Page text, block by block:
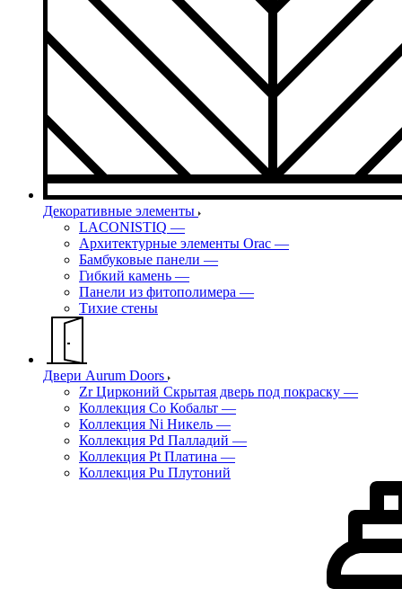
Декоративные элементы
LACONISTIQ —
Архитектурные элементы Orac —
Бамбуковые панели —
Гибкий камень —
Панели из фитополимера —
Тихие стены
Двери Aurum Doors
Zr Цирконий Скрытая дверь под покраску —
Коллекция Co Кобальт —
Коллекция Ni Никель —
Коллекция Pd Палладий —
Коллекция Pt Платина —
Коллекция Pu Плутоний